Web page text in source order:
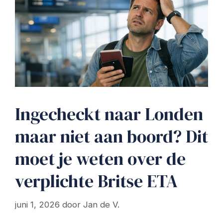
Ingecheckt naar Londen
maar niet aan boord? Dit
moet je weten over de
verplichte Britse ETA
juni 1, 2026 door Jan de V.